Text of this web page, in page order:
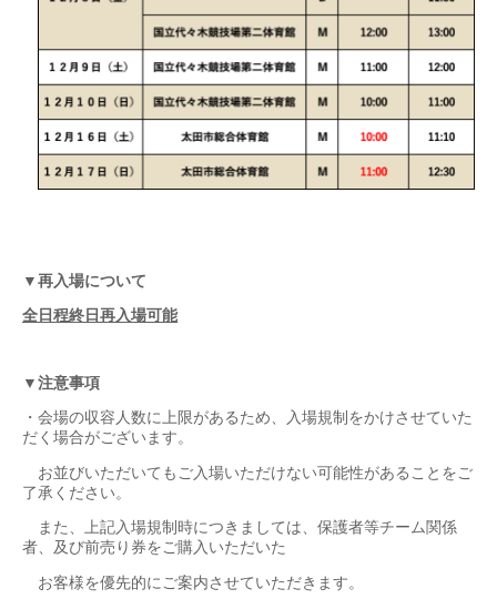
▼ 再入場について
全日程終日再入場可能
▼注意事項
・会場の収容人数に上限があるため、入場規制をかけさせていた
だく場合がございます。
お並びいただいてもご入場いただけない可能性があることをご
了承ください。
また、上記入場規制時につきましては、保護者等チーム関係
者、及び前売り券をご購入いただいた
お客様を優先的にご案内させていただきます。